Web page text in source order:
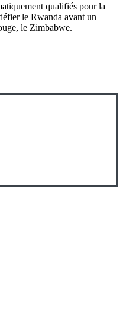
qualifiés pour la
le Rwanda avant un
le Zimbabwe.